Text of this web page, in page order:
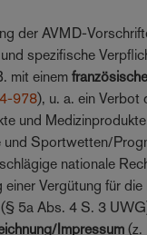
der AVMD-
spezifische
mit einem
978), u. a. ein Verbot
und
Sportwetten/
nationale
Vergütung für
5a Abs. 4 S. 3
Impressum (z.